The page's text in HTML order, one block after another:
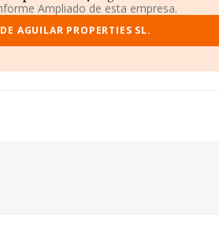
Ampliado de esta empresa.
AGUILAR PROPERTIES SL.